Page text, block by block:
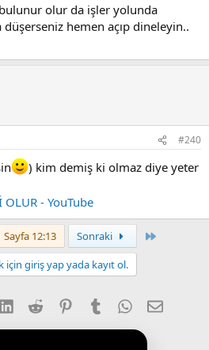
olur da işler yolunda
hemen açıp dineleyin..
#240
) kim demiş ki olmaz diye yeter
- YouTube
Sayfa 12:13 Sonraki
için giriş yap yada kayıt ol.
LinkedInReddit PinterestTumblr WhatsApp
E-posta